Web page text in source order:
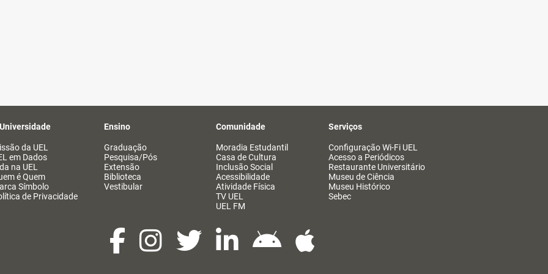
da UEL
em Dados
na UEL
é Quem
Símbolo
de Privacidade
Ensino
Graduação
Pesquisa/Pós
Extensão
Biblioteca
Vestibular
Comunidade
Moradia Estudantil
Casa de Cultura
Inclusão Social
Acessibilidade
Atividade Física
TV UEL
UEL FM
Serviços
Configuração Wi-Fi UEL
Acesso a Periódicos
Restaurante Universitário
Museu de Ciência
Museu Histórico
Sebec